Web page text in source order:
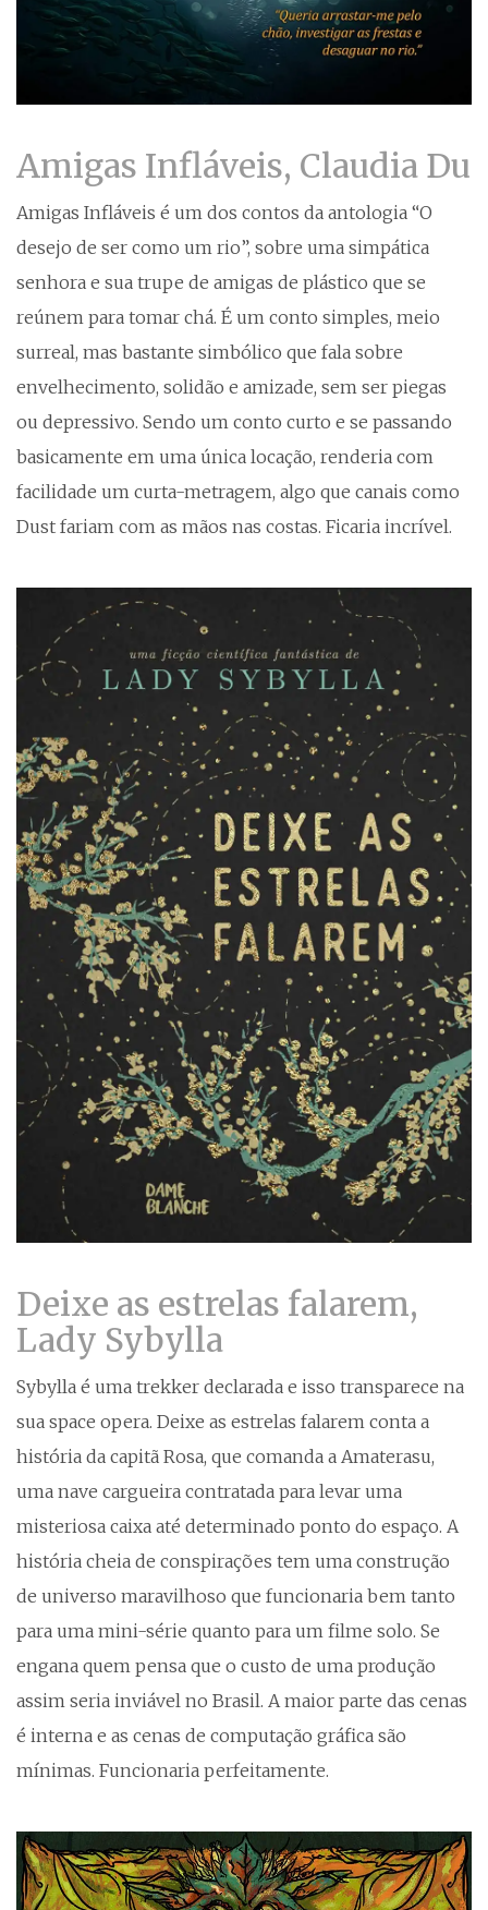
Amigas Infláveis, Claudia Du
Amigas Infláveis é um dos contos da antologia “O
desejo de ser como um rio”, sobre uma simpática
senhora e sua trupe de amigas de plástico que se
reúnem para tomar chá. É um conto simples, meio
surreal, mas bastante simbólico que fala sobre
envelhecimento, solidão e amizade, sem ser piegas
ou depressivo. Sendo um conto curto e se passando
basicamente em uma única locação, renderia com
facilidade um curta-metragem, algo que canais como
Dust fariam com as mãos nas costas. Ficaria incrível.
Deixe as estrelas falarem,
Lady Sybylla
Sybylla é uma trekker declarada e isso transparece na
sua space opera. Deixe as estrelas falarem conta a
história da capitã Rosa, que comanda a Amaterasu,
uma nave cargueira contratada para levar uma
misteriosa caixa até determinado ponto do espaço. A
história cheia de conspirações tem uma construção
de universo maravilhoso que funcionaria bem tanto
para uma mini-série quanto para um filme solo. Se
engana quem pensa que o custo de uma produção
assim seria inviável no Brasil. A maior parte das cenas
é interna e as cenas de computação gráfica são
mínimas. Funcionaria perfeitamente.